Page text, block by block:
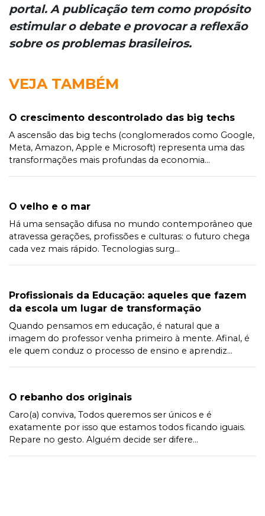
portal. A publicação tem como propósito
estimular o debate e provocar a reflexão
sobre os problemas brasileiros.
VEJA TAMBÉM
O crescimento descontrolado das big techs
A ascensão das big techs (conglomerados como Google,
Meta, Amazon, Apple e Microsoft) representa uma das
transformações mais profundas da economia...
O velho e o mar
Há uma sensação difusa no mundo contemporâneo que
atravessa gerações, profissões e culturas: o futuro chega
cada vez mais rápido. Tecnologias surg...
Profissionais da Educação: aqueles que fazem
da escola um lugar de transformação
Quando pensamos em educação, é natural que a
imagem do professor venha primeiro à mente. Afinal, é
ele quem conduz o processo de ensino e aprendiz...
O rebanho dos originais
Caro(a) conviva, Todos queremos ser únicos e é
exatamente por isso que estamos todos ficando iguais.
Repare no gesto. Alguém decide ser difere...